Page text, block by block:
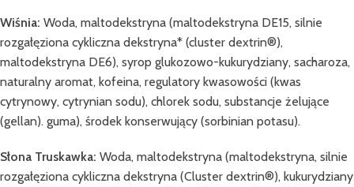
Wiśnia: Woda, maltodekstryna (maltodekstryna DE15, silnie
rozgałęziona cykliczna dekstryna* (cluster dextrin®),
maltodekstryna DE6), syrop glukozowo-kukurydziany, sacharoza,
naturalny aromat, kofeina, regulatory kwasowości (kwas
cytrynowy, cytrynian sodu), chlorek sodu, substancje żelujące
(gellan). guma), środek konserwujący (sorbinian potasu).
Słona Truskawka: Woda, maltodekstryna (maltodekstryna, silnie
rozgałęziona cykliczna dekstryna (Cluster dextrin®), kukurydziany